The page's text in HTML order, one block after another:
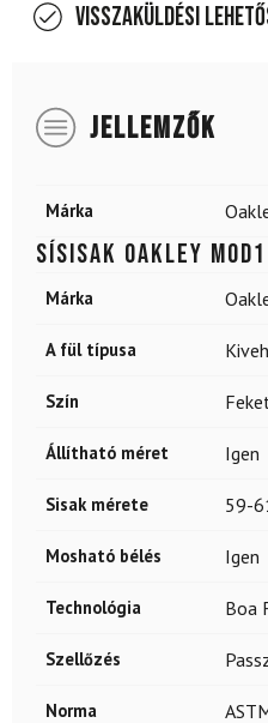
Visszaküldési
JELLEMZŐK
Márka
Sísisak OAKLEY
Márka
A fül típusa
Szín
Állítható méret Igen
Sisak mérete 59-
Mosható bélés Igen
Technológia Boa
Szellőzés
Norma